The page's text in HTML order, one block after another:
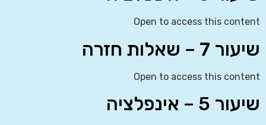
Open to access this content
שיעור 7 – שאלות חזרה
Open to access this content
שיעור 5 – אינפלציה